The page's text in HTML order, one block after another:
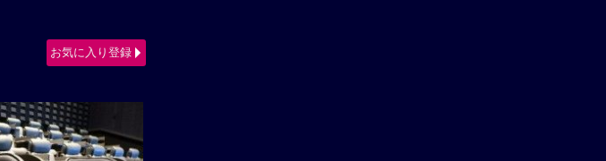
お気に入り登録